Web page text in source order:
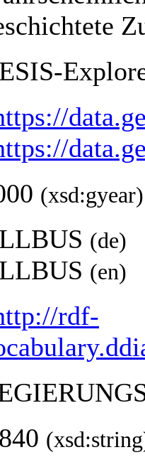
(xsd:gyear)
(de)
(en)
rdf-